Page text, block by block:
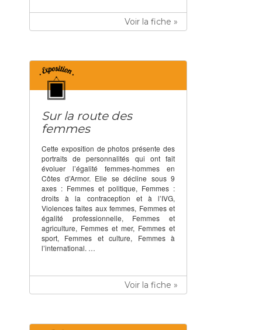
Voir la fiche »
Sur la route des
femmes
Cette exposition de photos présente des
portraits de personnalités qui ont fait
évoluer l’égalité femmes-hommes en
Côtes d’Armor. Elle se décline sous 9
axes : Femmes et politique, Femmes :
droits à la contraception et à l’IVG,
Violences faites aux femmes, Femmes et
égalité professionnelle, Femmes et
agriculture, Femmes et mer, Femmes et
sport, Femmes et culture, Femmes à
l’international. …
Voir la fiche »